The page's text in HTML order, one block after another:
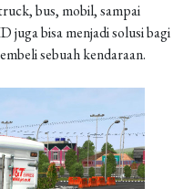
bus, mobil, sampai
juga bisa menjadi solusi bagi
sebuah kendaraan.